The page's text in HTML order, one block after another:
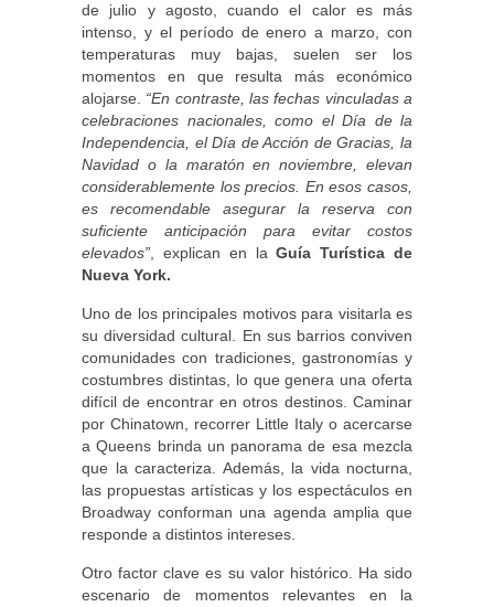
de julio y agosto, cuando el calor es más
intenso, y el período de enero a marzo, con
temperaturas muy bajas, suelen ser los
momentos en que resulta más económico
alojarse. “En contraste, las fechas vinculadas a
celebraciones nacionales, como el Día de la
Independencia, el Día de Acción de Gracias, la
Navidad o la maratón en noviembre, elevan
considerablemente los precios. En esos casos,
es recomendable asegurar la reserva con
suficiente anticipación para evitar costos
elevados” , explican en laGuía Turística de
Nueva York.
Uno de los principales motivos para visitarla es
su diversidad cultural. En sus barrios conviven
comunidades con tradiciones, gastronomías y
costumbres distintas, lo que genera una oferta
difícil de encontrar en otros destinos. Caminar
por Chinatown, recorrer Little Italy o acercarse
a Queens brinda un panorama de esa mezcla
que la caracteriza. Además, la vida nocturna,
las propuestas artísticas y los espectáculos en
Broadway conforman una agenda amplia que
responde a distintos intereses.
Otro factor clave es su valor histórico. Ha sido
escenario de momentos relevantes en la